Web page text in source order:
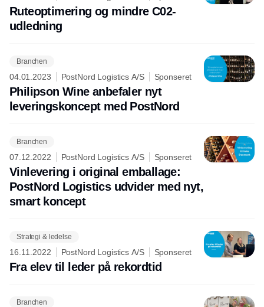
Ruteoptimering og mindre C02-
udledning
Branchen
04.01.2023 PostNord Logistics A/S Sponseret
Philipson Wine anbefaler nyt
leveringskoncept med PostNord
Branchen
07.12.2022 PostNord Logistics A/S Sponseret
Vinlevering i original emballage:
PostNord Logistics udvider med nyt,
smart koncept
Strategi & ledelse
16.11.2022 PostNord Logistics A/S Sponseret
Fra elev til leder på rekordtid
Branchen